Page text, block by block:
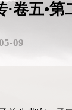
五•第
09